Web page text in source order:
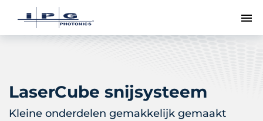
LaserCube snijsysteem
Kleine onderdelen gemakkelijk gemaakt